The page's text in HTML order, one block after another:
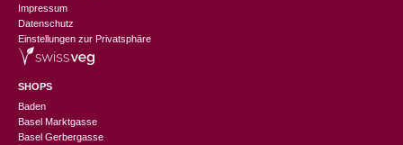
Impressum
Datenschutz
Einstellungen zur Privatsphäre
SHOPS
Baden
Basel Marktgasse
Basel Gerbergasse